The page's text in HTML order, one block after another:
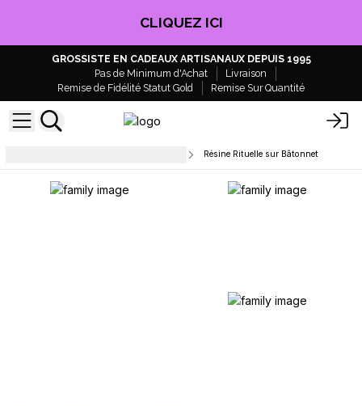
CLIQUEZ ICI
GROSSISTE EN CADEAUX ARTISANAUX DEPUIS 1995
Pas de Minimum d'Achat
Livraison
Remise de Fidélité Statut Gold
Remise Sur Quantité
Résine Rituelle sur Bâtonnet